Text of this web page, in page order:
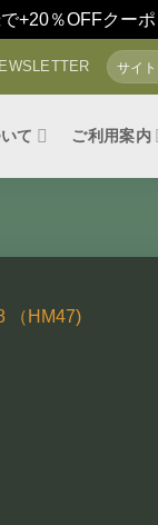
+20％OFFクー
検
索
対
て ご利用案内